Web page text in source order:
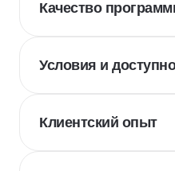
Качество
Условия и
Клиентский опыт